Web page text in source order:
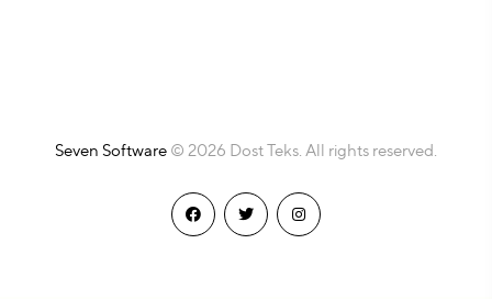
Seven Software © 2026 Dost Teks. All rights reserved.